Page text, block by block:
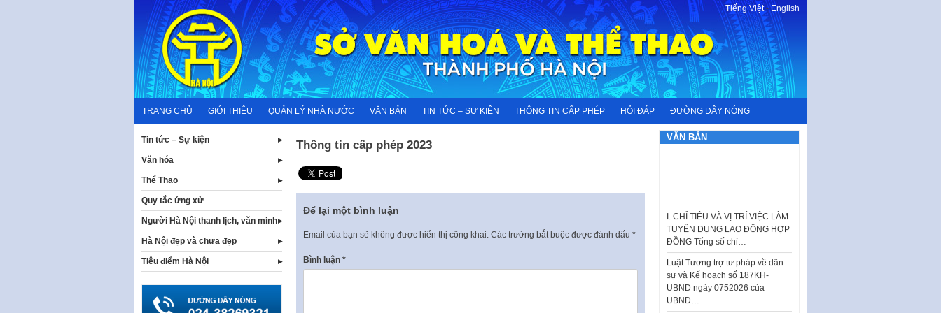
content
Tiếng Việt-English
TRANG CHỦ GIỚI THIỆU QUẢN LÝ NHÀ NƯỚC VĂN BẢN TIN TỨC – SỰ KIỆN THÔNG TIN CẤP PHÉP HỎI ĐÁP ĐƯỜNG DÂY NÓNG
Thông tin cấp phép 2023
Để lại một bình luận
Email của bạn sẽ không được hiển thị công khai. Các trường bắt buộc được đánh dấu *
Bình luận *
Tin tức – Sự kiện
Văn hóa
Thể Thao
Quy tắc ứng xử
Người Hà Nội thanh lịch, văn minh
Hà Nội đẹp và chưa đẹp
Tiêu điểm Hà Nội
VĂN BẢN
TUYỂN DỤNG LAO ĐỘNG HỢP
ĐỒNG Tổng số chỉ…
Luật Tương trợ tư pháp về dân
sự và Kế hoạch số 187KH-
UBND ngày 0752026 của
UBND…